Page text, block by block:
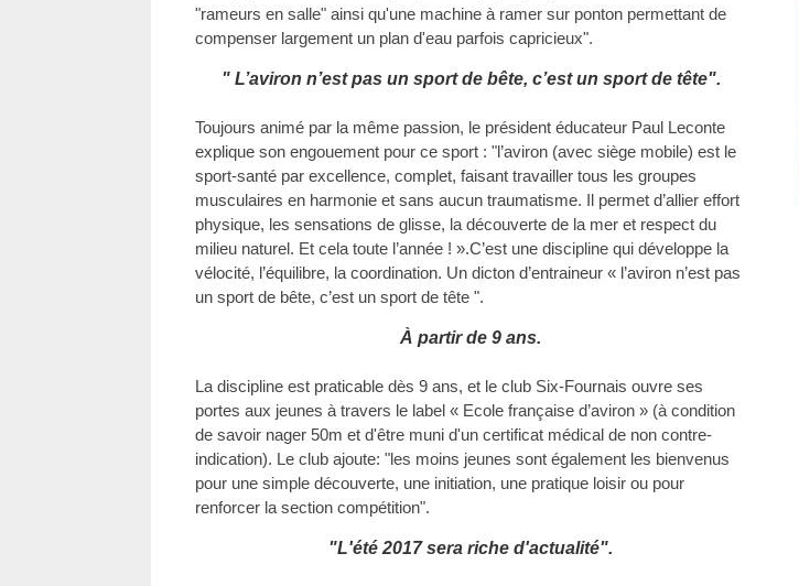
"rameurs en salle" ainsi qu'une machine à ramer sur ponton permettant de
compenser largement un plan d'eau parfois capricieux".
" L’aviron n’est pas un sport de bête, c’est un sport de tête".
Toujours animé par la même passion, le président éducateur Paul Leconte
explique son engouement pour ce sport : "l’aviron (avec siège mobile) est le
sport-santé par excellence, complet, faisant travailler tous les groupes
musculaires en harmonie et sans aucun traumatisme. Il permet d’allier effort
physique, les sensations de glisse, la découverte de la mer et respect du
milieu naturel. Et cela toute l’année ! ».C’est une discipline qui développe la
vélocité, l’équilibre, la coordination. Un dicton d’entraineur « l’aviron n’est pas
un sport de bête, c’est un sport de tête ".
À partir de 9 ans.
La discipline est praticable dès 9 ans, et le club Six-Fournais ouvre ses
portes aux jeunes à travers le label « Ecole française d’aviron » (à condition
de savoir nager 50m et d'être muni d'un certificat médical de non contre-
indication). Le club ajoute: "les moins jeunes sont également les bienvenus
pour une simple découverte, une initiation, une pratique loisir ou pour
renforcer la section compétition".
"L'été 2017 sera riche d'actualité".